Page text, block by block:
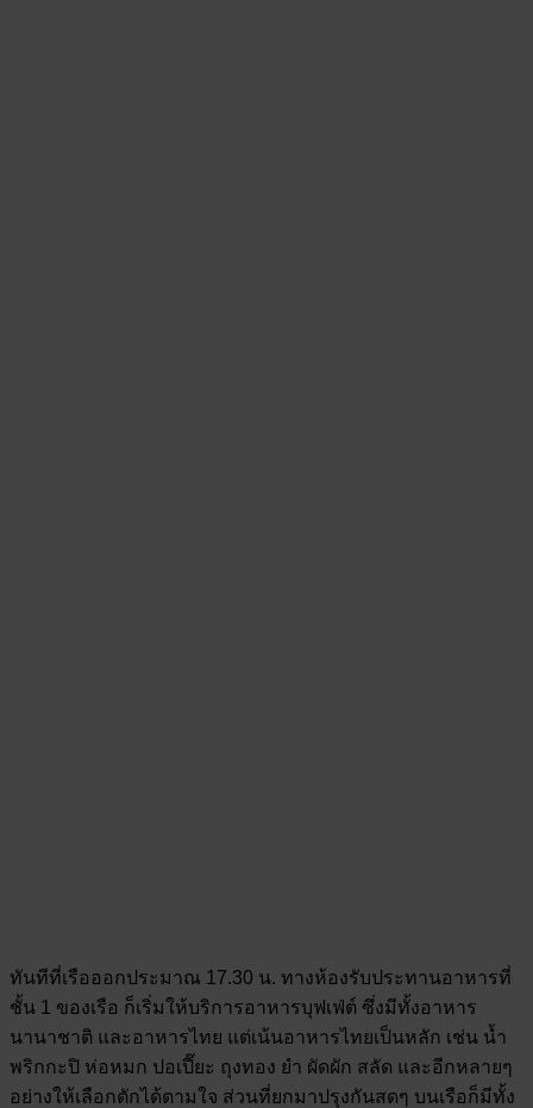
ทันทีที่เรือออกประมาณ 17.30 น. ทางห้องรับประทานอาหารที่
ชั้น 1 ของเรือ ก็เริ่มให้บริการอาหารบุฟเฟ่ต์ ซึ่งมีทั้งอาหาร
นานาชาติ และอาหารไทย แต่เน้นอาหารไทยเป็นหลัก เช่น น้ำ
พริกกะปิ ห่อหมก ปอเปี๊ยะ ถุงทอง ยำ ผัดผัก สลัด และอีกหลายๆ
อย่างให้เลือกตักได้ตามใจ ส่วนที่ยกมาปรุงกันสดๆ บนเรือก็มีทั้ง